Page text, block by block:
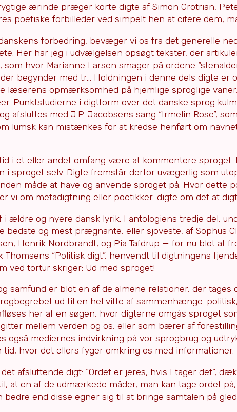
ærinde præger korte digte af Simon Grotrian,
poetiske forbilleder ved simpelt hen at citere dem,
forbedring, bevæger vi os fra det generelle
Her har jeg i udvælgelsen opsøgt tekster, der
hvor Marianne Larsen smager på ordene
begynder med tr… Holdningen i denne dels digte
læserens opmærksomhed på hjemlige sproglige
Punktstudierne i digtform over det danske sprog
afsluttes med J.P. Jacobsens sang “Irmelin Rose”,
lumsk kan mistænkes for at kredse henført om
i et eller andet omfang være at kommentere sproget.
i sproget selv. Digte fremstår derfor uvægerlig som
måde at have og anvende sproget på. Hvor dette
vi om metadigtning eller poetikker: digte om det at
i ældre og nyere dansk lyrik. I antologiens tredje del,
bedste og mest prægnante, eller sjoveste, af Sophus
Henrik Nordbrandt, og Pia Tafdrup — for nu blot at
Thomsens “Politisk digt”, henvendt til digtningens
ved tortur skriger: Ud med sproget!
samfund er blot en af de almene relationer, der tages
ud til en hel vifte af sammenhænge:
her af en søgen, hvor digterne omgås sproget
mellem verden og os, eller som bærer af
også mediernes indvirkning på vor sprogbrug og
hvor det ellers fyger omkring os med informationer.
afsluttende digt: “Ordet er jeres, hvis I tager det”,
at en af de udmærkede måder, man kan tage ordet
end disse egner sig til at bringe samtalen på gled.